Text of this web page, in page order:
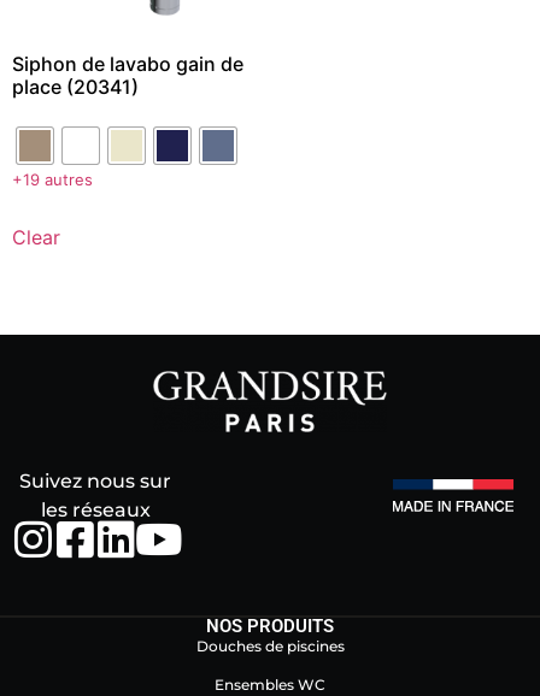
Siphon de lavabo gain de
place (20341)
+19 autres
Clear
Suivez nous sur
les réseaux
NOS PRODUITS
Douches de piscines
Ensembles WC